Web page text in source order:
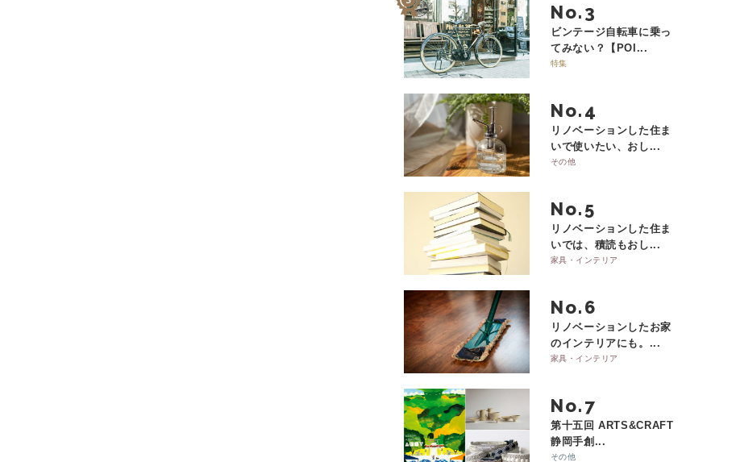
No.
ビンテージ自転車に乗っ
てみない？【POI...
特集
No.
リノベーションした住ま
いで使いたい、おし...
その他
No.
リノベーションした住ま
いでは、積読もおし...
家具・インテリア
No.
リノベーションしたお家
のインテリアにも。...
家具・インテリア
No.
第十五回 ARTS&CRAFT
静岡手創...
その他